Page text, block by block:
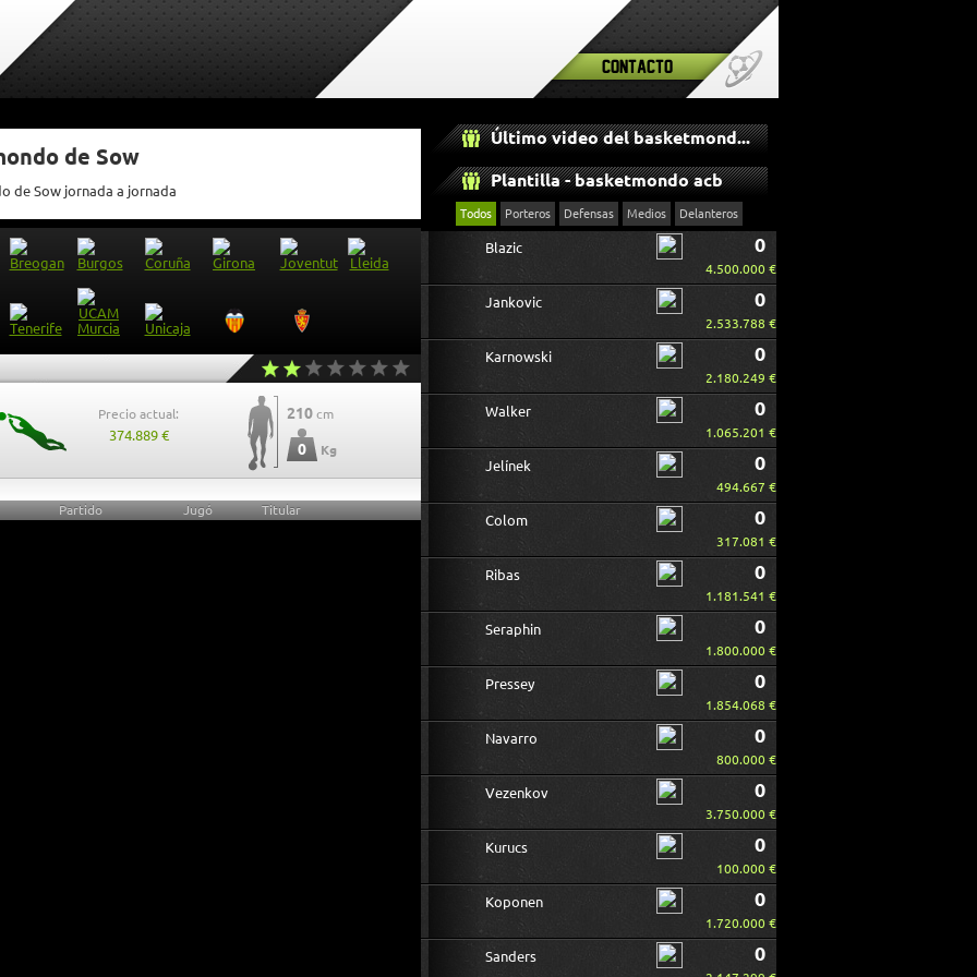
Contacto
de Sow
de Sow jornada a jornada
Precio actual:
374.889 €
210 cm
0 Kg
Partido Jugó Titular
Último video del basketmondo acb
Plantilla - basketmondo acb
Todos Porteros Defensas Medios Delanteros
Blazic 0
4.500.000 €
Jankovic 0
2.533.788 €
Karnowski 0
2.180.249 €
Walker 0
1.065.201 €
Jelínek 0
494.667 €
Colom 0
317.081 €
Ribas 0
1.181.541 €
Seraphin 0
1.800.000 €
Pressey 0
1.854.068 €
Navarro 0
800.000 €
Vezenkov 0
3.750.000 €
Kurucs 0
100.000 €
Koponen 0
1.720.000 €
Sanders 0